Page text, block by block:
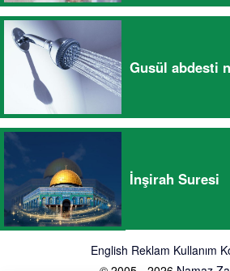
Gusül abdesti
İnşirah Suresi
English Reklam Kullanım